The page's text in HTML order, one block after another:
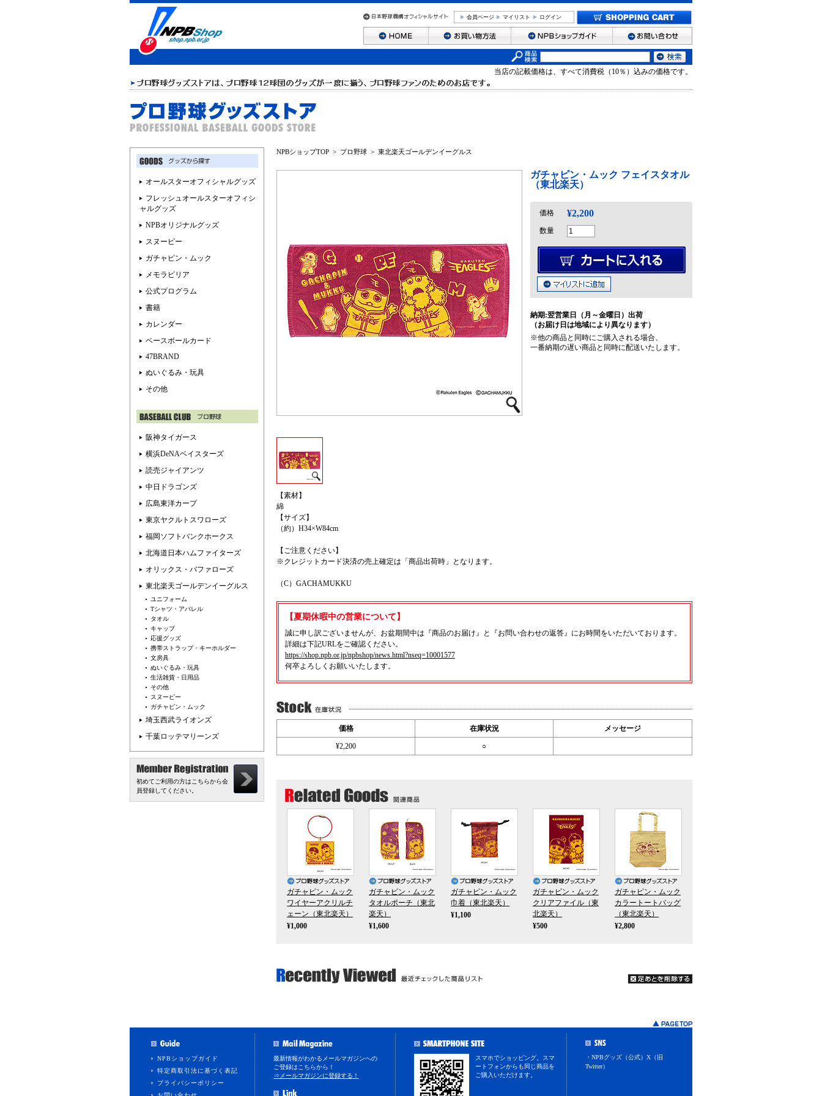
会員ページ マイリスト ログイン
当店の記載価格は、すべて消費税（10％）込みの価格です。
NPBショップTOP > プロ野球 > 東北楽天ゴールデンイーグルス
ガチャピン・ムック フェイスタオル
（東北楽天）
価格 ¥2,200
数量
納期:翌営業日（月～金曜日）出荷
（お届け日は地域により異なります）
※他の商品と同時にご購入される場合、
一番納期の遅い商品と同時に配送いたします。
【素材】
綿
【サイズ】
（約）H34×W84cm
【ご注意ください】
※クレジットカード決済の売上確定は「商品出荷時」となります。
（C）GACHAMUKKU
【夏期休暇中の営業について】
誠に申し訳ございませんが、お盆期間中は『商品のお届け』と『お問い合わせの返答』にお時間をいただいております。
詳細は下記URLをご確認ください。
https://shop.npb.or.jp/npbshop/news.html?nseq=10001577
何卒よろしくお願いいたします。
価格 在庫状況 メッセージ
¥2,200 ○
ガチャピン・ムック
ワイヤーアクリルチ
ェーン（東北楽天）
¥1,000
ガチャピン・ムック
タオルポーチ（東北
楽天）
¥1,600
ガチャピン・ムック
巾着（東北楽天）
¥1,100
ガチャピン・ムック
クリアファイル（東
北楽天）
¥500
ガチャピン・ムック
カラートートバッグ
（東北楽天）
¥2,800
オールスターオフィシャルグッズ
フレッシュオールスターオフィシ
ャルグッズ
NPBオリジナルグッズ
スヌーピー
ガチャピン・ムック
メモラビリア
公式プログラム
書籍
カレンダー
ベースボールカード
47BRAND
ぬいぐるみ・玩具
その他
阪神タイガース
横浜DeNAベイスターズ
読売ジャイアンツ
中日ドラゴンズ
広島東洋カープ
東京ヤクルトスワローズ
福岡ソフトバンクホークス
北海道日本ハムファイターズ
オリックス・バファローズ
東北楽天ゴールデンイーグルス
ユニフォーム
Tシャツ・アパレル
タオル
キャップ
応援グッズ
携帯ストラップ・キーホルダー
文房具
ぬいぐるみ・玩具
生活雑貨・日用品
その他
スヌーピー
ガチャピン・ムック
埼玉西武ライオンズ
千葉ロッテマリーンズ
初めてご利用の方はこちらから会
員登録してください。
NPBショップガイド
特定商取引法に基づく表記
プライバシーポリシー
最新情報がわかるメールマガジンへの
ご登録はこちらから！
⇒メールマガジンに登録する！
スマホでショッピング。スマ
ートフォンからも同じ商品を
ご購入いただけます。
・NPBグッズ（公式）X（旧
Twitter）